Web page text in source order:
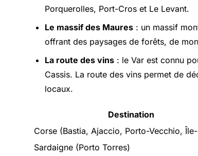
Porquerolles, Port-Cros et Le Levant.
Le massif des Maures : un massif
offrant des paysages de forêts, de
La route des vins : le Var est connu
Cassis. La route des vins permet de
locaux.
Destination
Corse (Bastia, Ajaccio, Porto-Vecchio, Île-
Sardaigne (Porto Torres)